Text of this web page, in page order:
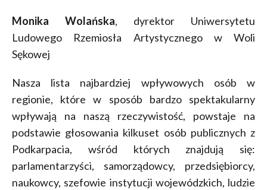
Monika Wolańska, dyrektor Uniwersytetu
Ludowego Rzemiosła Artystycznego w Woli
Sękowej
Nasza lista najbardziej wpływowych osób w
regionie, które w sposób bardzo spektakularny
wpływają na naszą rzeczywistość, powstaje na
podstawie głosowania kilkuset osób publicznych z
Podkarpacia, wśród których znajdują się:
parlamentarzyści, samorządowcy, przedsiębiorcy,
naukowcy, szefowie instytucji wojewódzkich, ludzie